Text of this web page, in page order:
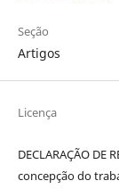
Seção
Artigos
Licença
DECLARAÇÃO DE
concepção do